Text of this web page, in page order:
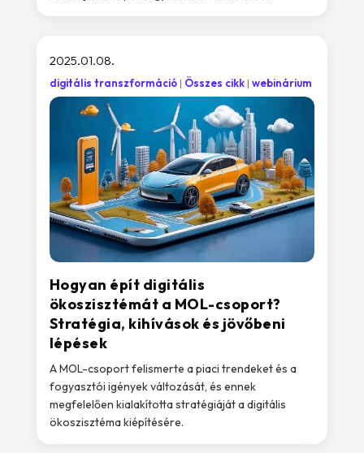
Hogyan épít digitális
ökoszisztémát a MOL-csoport?
Stratégia, kihívások és jövőbeni
lépések
2025.01.08.
digitális transzformáció Összes cikk webinárium
A MOL-csoport felismerte a piaci trendeket és a
fogyasztói igények változását, és ennek
megfelelően kialakította stratégiáját a digitális
ökoszisztéma kiépítésére.